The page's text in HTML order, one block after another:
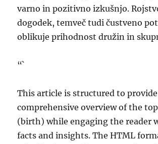
varno in pozitivno izkušnjo.
dogodek, temveč tudi čustveno
oblikuje prihodnost družin in
“`
This article is structured to
comprehensive overview of the
(birth) while engaging the reader
facts and insights. The HTML